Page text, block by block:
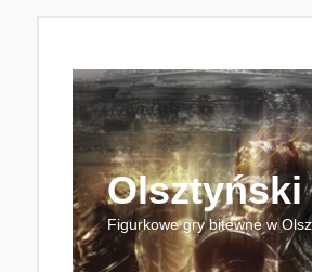
Figurkowe gry bitewne w